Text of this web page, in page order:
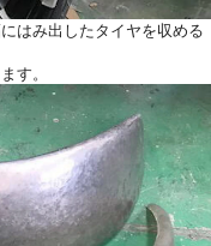
はみ出したタイヤを収める
す。